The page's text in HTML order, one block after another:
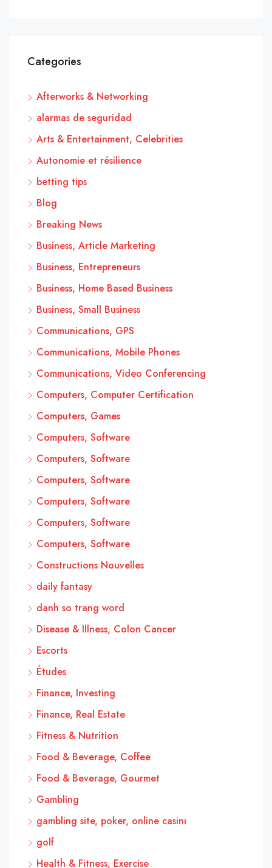
Categories
Afterworks & Networking
alarmas de seguridad
Arts & Entertainment, Celebrities
Autonomie et résilience
betting tips
Blog
Breaking News
Business, Article Marketing
Business, Entrepreneurs
Business, Home Based Business
Business, Small Business
Communications, GPS
Communications, Mobile Phones
Communications, Video Conferencing
Computers, Computer Certification
Computers, Games
Computers, Software
Computers, Software
Computers, Software
Computers, Software
Computers, Software
Computers, Software
Constructions Nouvelles
daily fantasy
danh so trang word
Disease & Illness, Colon Cancer
Escorts
Études
Finance, Investing
Finance, Real Estate
Fitness & Nutrition
Food & Beverage, Coffee
Food & Beverage, Gourmet
Gambling
gambling site, poker, online casinı
golf
Health & Fitness, Exercise